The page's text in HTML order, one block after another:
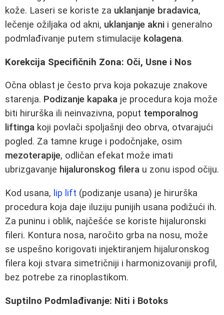
kože. Laseri se koriste za uklanjanje bradavica,
lečenje ožiljaka od akni, uklanjanje akni i generalno
podmlađivanje putem stimulacije kolagena.
Korekcija Specifičnih Zona: Oči, Usne i Nos
Očna oblast je često prva koja pokazuje znakove
starenja. Podizanje kapaka je procedura koja može
biti hirurška ili neinvazivna, poput temporalnog
liftinga koji povlači spoljašnji deo obrva, otvarajući
pogled. Za tamne kruge i podočnjake, osim
mezoterapije, odličan efekat može imati
ubrizgavanje hijaluronskog filera u zonu ispod očiju.
Kod usana, lip lift (podizanje usana) je hirurška
procedura koja daje iluziju punijih usana podižući ih.
Za puninu i oblik, najčešće se koriste hijaluronski
fileri. Kontura nosa, naročito grba na nosu, može
se uspešno korigovati injektiranjem hijaluronskog
filera koji stvara simetričniji i harmonizovaniji profil,
bez potrebe za rinoplastikom.
Suptilno Podmlađivanje: Niti i Botoks